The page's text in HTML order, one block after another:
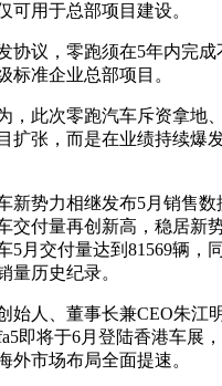
可用于总部项目建设。
协议，零跑须在5年内完成
标准企业总部项目。
，此次零跑汽车斥资拿地
扩张，而是在业绩持续爆
新势力相继发布5月销售
交付量再创新高，稳居新
5月交付量达到81569辆，
量历史纪录。
始人、董事长兼CEO朱江
即将于6月登陆香港车展
外市场布局全面提速。